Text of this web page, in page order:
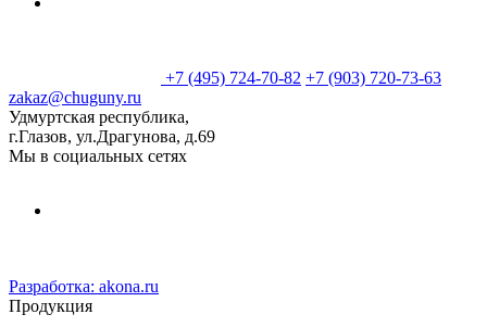
+7 (495) 724-70-82 +7 (903) 720-73-63
zakaz@chuguny.ru
Удмуртская республика,
г.Глазов, ул.Драгунова, д.69
Мы в социальных сетях
Разработка: akona.ru
Продукция